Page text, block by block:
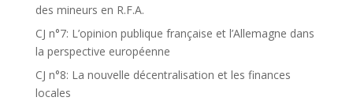
des mineurs en R.F.A.
CJ n°7: L’opinion publique française et l’Allemagne dans
la perspective européenne
CJ n°8: La nouvelle décentralisation et les finances
locales